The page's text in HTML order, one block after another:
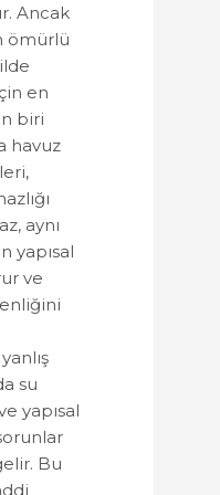
Ancak
ömürlü
en
biri
havuz
aynı
yapısal
ve
su
yapısal
Bu